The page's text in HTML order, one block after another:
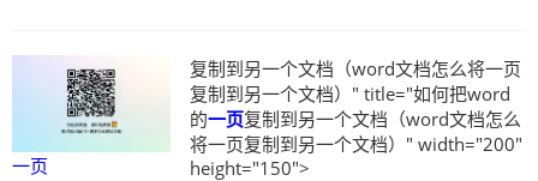
一页
复制到另一个文档（word文档怎么将一页
复制到另一个文档）" title="如何把word
的一页复制到另一个文档（word文档怎么
将一页复制到另一个文档）" width="200"
height="150">